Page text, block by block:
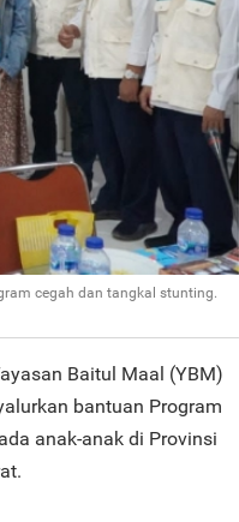
cegah dan tangkal stunting.
Baitul Maal (YBM)
bantuan Program
anak-anak di Provinsi